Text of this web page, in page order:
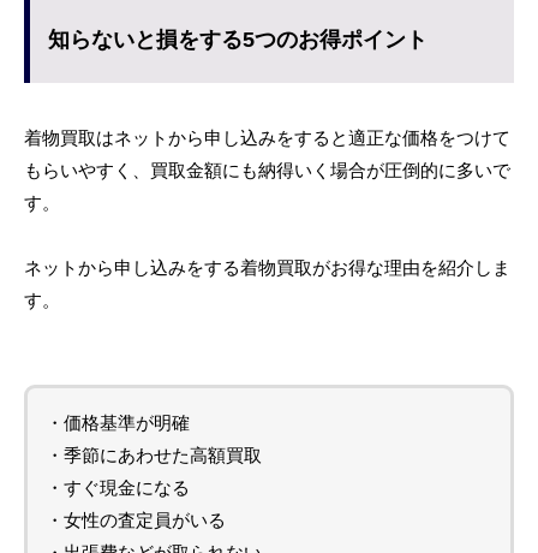
知らないと損をする5つのお得ポイント
着物買取はネットから申し込みをすると適正な価格をつけて
もらいやすく、買取金額にも納得いく場合が圧倒的に多いで
す。
ネットから申し込みをする着物買取がお得な理由を紹介しま
す。
・価格基準が明確
・季節にあわせた高額買取
・すぐ現金になる
・女性の査定員がいる